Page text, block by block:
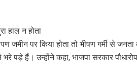
हाल न होता
पर किया होता तो भीषण गर्मी से जनता
भरे पड़े हैं। उन्होंने कहा, भाजपा सरकार